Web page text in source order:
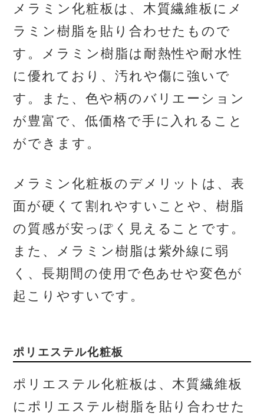
メラミン化粧板は、木質繊維板にメ
ラミン樹脂を貼り合わせたもので
す。メラミン樹脂は耐熱性や耐水性
に優れており、汚れや傷に強いで
す。また、色や柄のバリエーション
が豊富で、低価格で手に入れること
ができます。
メラミン化粧板のデメリットは、表
面が硬くて割れやすいことや、樹脂
の質感が安っぽく見えることです。
また、メラミン樹脂は紫外線に弱
く、長期間の使用で色あせや変色が
起こりやすいです。
ポリエステル化粧板
ポリエステル化粧板は、木質繊維板
にポリエステル樹脂を貼り合わせた